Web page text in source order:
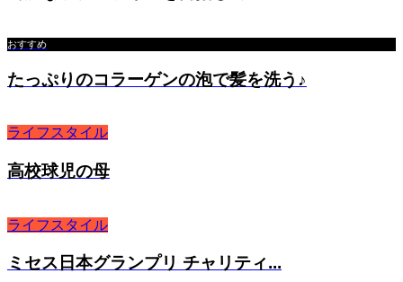
おすすめ
たっぷりのコラーゲンの泡で髪を洗う♪
ライフスタイル
高校球児の母
ライフスタイル
ミセス日本グランプリ チャリティ...